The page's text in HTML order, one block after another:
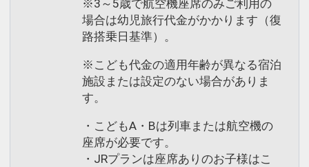
※3～5歳で航空機座席のみご利用の
場合は幼児旅行代金がかかります（復
路搭乗日基準）。
※こども代金の適用年齢が異なる宿泊
施設または設定のない場合がありま
す。
・こどもA・Bは列車または航空機の
座席が必要です。
・JRプランは座席ありのお子様はこ